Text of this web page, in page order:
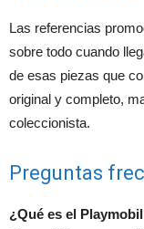
Las referencias
sobre todo cuando
de esas piezas que
original y completo,
coleccionista.
Preguntas
¿Qué es el